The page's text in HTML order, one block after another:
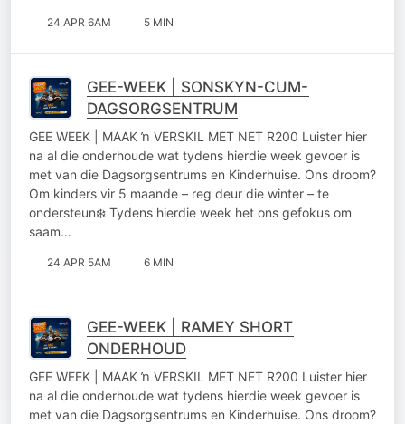
24 APR 6AM 5 MIN
GEE-WEEK | SONSKYN-CUM-
DAGSORGSENTRUM
GEE WEEK | MAAK ŉ VERSKIL MET NET R200 Luister hier
na al die onderhoude wat tydens hierdie week gevoer is
met van die Dagsorgsentrums en Kinderhuise. Ons droom?
Om kinders vir 5 maande – reg deur die winter – te
ondersteun❄️ Tydens hierdie week het ons gefokus om
saam…
24 APR 5AM 6 MIN
GEE-WEEK | RAMEY SHORT
ONDERHOUD
GEE WEEK | MAAK ŉ VERSKIL MET NET R200 Luister hier
na al die onderhoude wat tydens hierdie week gevoer is
met van die Dagsorgsentrums en Kinderhuise. Ons droom?